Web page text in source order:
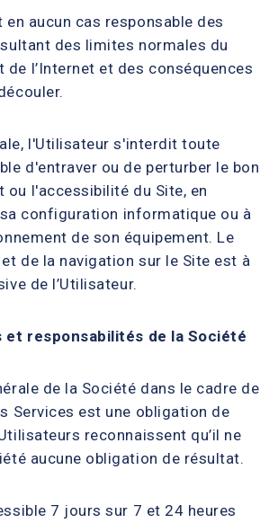
en aucun cas responsable des
des limites normales du
l’Internet et des conséquences
l'Utilisateur s'interdit toute
d'entraver ou de perturber le bon
ou l'accessibilité du Site, en
configuration informatique ou à
de son équipement. Le
et de la navigation sur le Site est à
de l’Utilisateur.
et responsabilités de la Société
de la Société dans le cadre de
Services est une obligation de
reconnaissent qu’il ne
aucune obligation de résultat.
7 jours sur 7 et 24 heures